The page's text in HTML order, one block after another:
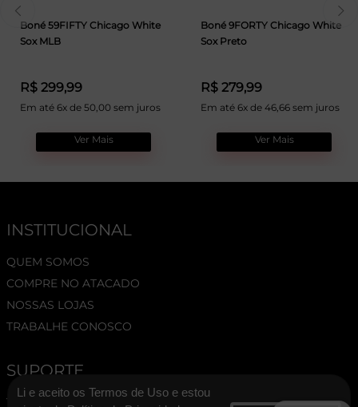
Boné 59FIFTY Chicago White
Sox MLB
R$ 299,99
Em até 6x de 50,00 sem juros
Ver Mais
Boné 9FORTY Chicago White
Sox Preto
R$ 279,99
Em até 6x de 46,66 sem juros
Ver Mais
INSTITUCIONAL
QUEM SOMOS
COMPRE NO ATACADO
NOSSAS LOJAS
TRABALHE CONOSCO
SUPORTE
TERMOS E CONDIÇÕES
Li e aceito os Termos de Uso e estou